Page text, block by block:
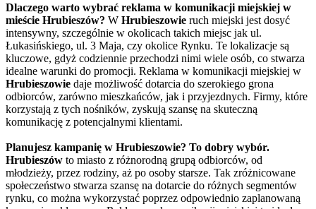
Dlaczego warto wybrać reklama w komunikacji miejskiej w
mieście Hrubieszów? W Hrubieszowie ruch miejski jest dosyć
intensywny, szczególnie w okolicach takich miejsc jak ul.
Łukasińskiego, ul. 3 Maja, czy okolice Rynku. Te lokalizacje są
kluczowe, gdyż codziennie przechodzi nimi wiele osób, co stwarza
idealne warunki do promocji. Reklama w komunikacji miejskiej w
Hrubieszowie daje możliwość dotarcia do szerokiego grona
odbiorców, zarówno mieszkańców, jak i przyjezdnych. Firmy, które
korzystają z tych nośników, zyskują szansę na skuteczną
komunikację z potencjalnymi klientami.
Planujesz kampanię w Hrubieszowie? To dobry wybór.
Hrubieszów to miasto z różnorodną grupą odbiorców, od
młodzieży, przez rodziny, aż po osoby starsze. Tak zróżnicowane
społeczeństwo stwarza szansę na dotarcie do różnych segmentów
rynku, co można wykorzystać poprzez odpowiednio zaplanowaną